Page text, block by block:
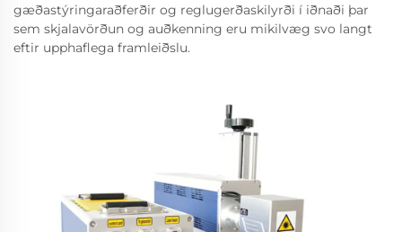
gæðastýringaraðferðir og reglugerðaskilyrði í iðnaði þar
sem skjalavörðun og auðkenning eru mikilvæg svo langt
eftir upphaflega framleiðslu.